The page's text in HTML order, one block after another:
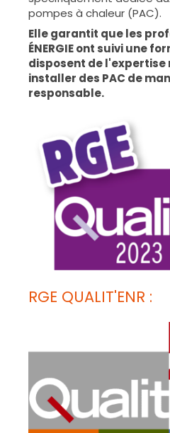
pompes à chaleur (PAC).
Elle garantit que les
ÉNERGIE ont suivi une
disposent de l'expertise
installer des PAC de
responsable.
RGE QUALIT'ENR :